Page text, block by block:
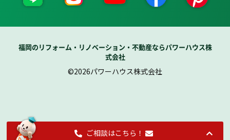
ご相談はこちら！
福岡のリフォーム・リノベーション・不動産ならパワーハウス株
式会社
©2026パワーハウス株式会社